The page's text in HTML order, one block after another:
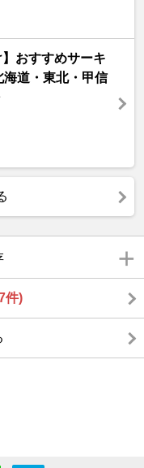
】おすすめサーキ
海道・東北・甲信
件)